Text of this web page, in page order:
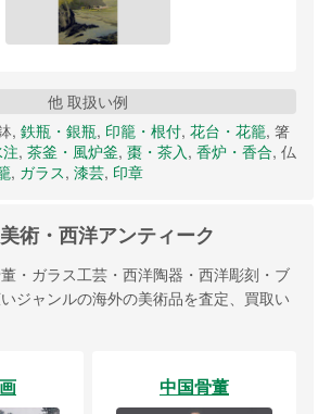
他 取扱い例
, 鉄瓶・銀瓶, 印籠・根付, 花台・花籠, 箸
, 茶釜・風炉釜, 棗・茶入, 香炉・香合, 仏
, ガラス, 漆芸, 印章
術・西洋アンティーク
・ガラス工芸・西洋陶器・西洋彫刻・ブ
ジャンルの海外の美術品を査定、買取い
中国骨董